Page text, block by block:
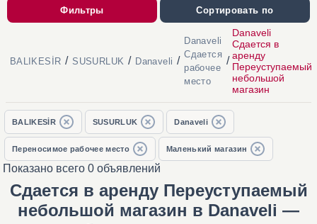
Фильтры Сортировать по
BALIKESİR / SUSURLUK / Danaveli /
Danaveli
Сдается
рабочее
место
/
Danaveli
Сдается в
аренду
Переуступаемый
небольшой
магазин
BALIKESİR SUSURLUK Danaveli
Переносимое рабочее место Маленький магазин
Показано всего 0 объявлений
Сдается в аренду Переуступаемый
небольшой магазин в Danaveli —